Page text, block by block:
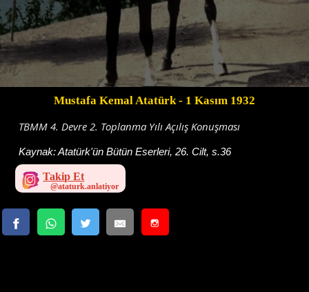
Mustafa Kemal Atatürk- 1 Kasım 1932
TBMM 4. Devre 2. Toplanma Yılı Açılış Konuşması
Kaynak:Atatürk'ün Bütün Eserleri, 26. Cilt, s.36
Takip Et